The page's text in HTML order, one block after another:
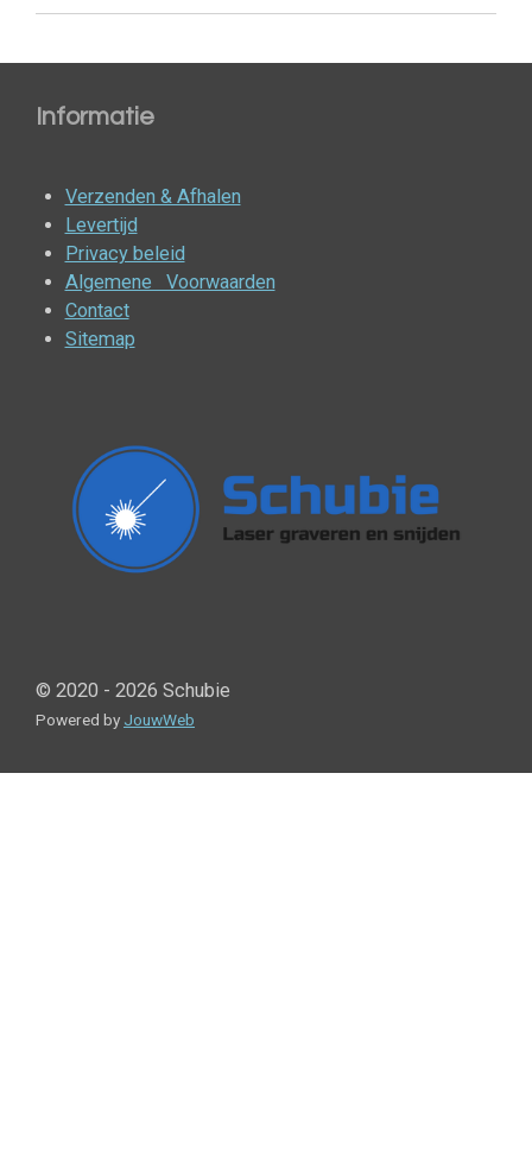
n
e
n
Informatie
Verzenden & Afhalen
Levertijd
Privacy beleid
Algemene Voorwaarden
Contact
Sitemap
© 2020 - 2026 Schubie
Powered by JouwWeb